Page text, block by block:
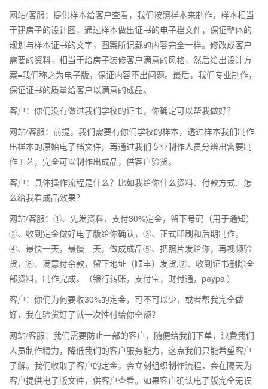
网站/客服：提供样本给客户查看，我们按照样本来制作，样本相当
于建房子的设计图，通过样本做出证书的电子档文件，保证整体的
规划与样本证书的文字，图案所记载的内容完全一样。修改成客户
需要的资料，相当于给房子装修客户满意的风格，然后给出设计方
案=我们称之为电子版，保证内容不出问题。最后，我们专业制作，
保证证书的质量给客户以满意的成品。
客户：你们没有做过我们学校的证书，你确定可以帮我做好？
网站/客服：前提，我们需要有你们学校的样本，透过样本我们制作
出样本的原始电子档文件，再通过我们专业制作人员分辨出需要制
作工艺，完全可以制作出成品，供客户验货。
客户：具体操作流程是什么？比如我给你什么资料、付款方式、怎
么给我看成品效果？
网站/客服：①、先发资料，支付30%定金，留下号码（用于通知）
②、收到定金做好电子版给你确认，③、正式印刷和后期制作，
④、最快一天，最慢三天，做成成品⑤、把照片发给你，再视频验
货，⑥、满意付余款，留下地址（顺丰）发货,⑦、收到证书删除全
部资料，制作完成。（银行转账，支付宝，财付通，paypal）
客户：你们为何要收30%的定金，可不可以少，或者帮我完全做
好，我在验货好了就一次性付给你全额？
网站/客服：我们需要防止一部的客户，随便给我们下单，浪费我们
人员制作精力，降低我们的客户服务能力，这点我们只能希望客户
了解。我们收取了客户的定金，会立刻组织制作流程，会在隔天为
客户提供电子版文件，供客户查看。如果客户确认电子版完全无误